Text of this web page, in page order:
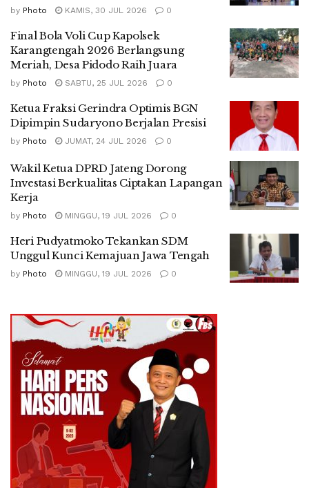
by Photo KAMIS, 30 JUL 2026 0
Final Bola Voli Cup Kapolsek
Karangtengah 2026 Berlangsung
Meriah, Desa Pidodo Raih Juara
by Photo SABTU, 25 JUL 2026 0
Ketua Fraksi Gerindra Optimis BGN
Dipimpin Sudaryono Berjalan Presisi
by Photo JUMAT, 24 JUL 2026 0
Wakil Ketua DPRD Jateng Dorong
Investasi Berkualitas Ciptakan Lapangan
Kerja
by Photo MINGGU, 19 JUL 2026 0
Heri Pudyatmoko Tekankan SDM
Unggul Kunci Kemajuan Jawa Tengah
by Photo MINGGU, 19 JUL 2026 0